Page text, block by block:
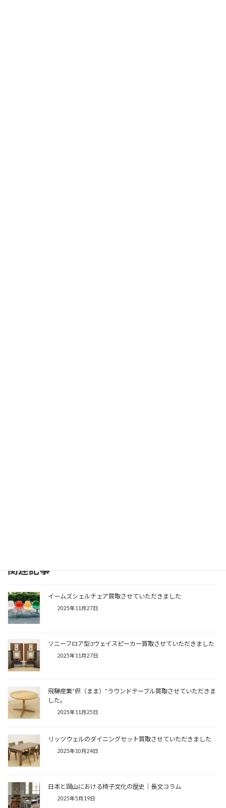
関連記事
イームズシェルチェア買取させていただきました
2025年11月27日
ソニーフロア型3ウェイスピーカー買取させていただきました
2025年11月27日
飛騨産業”侭（まま）”ラウンドテーブル買取させていただきま
した。
2025年11月25日
リッツウェルのダイニングセット買取させていただきました
2025年10月24日
日本と岡山における椅子文化の歴史│長文コラム
2025年5月19日